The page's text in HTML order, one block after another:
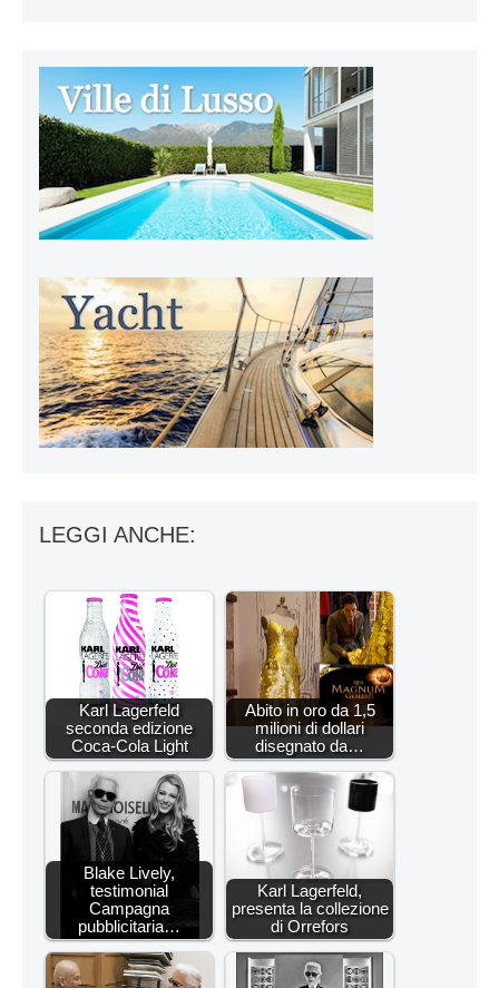
LEGGI ANCHE:
Karl Lagerfeld
seconda edizione
Coca-Cola Light
Abito in oro da 1,5
milioni di dollari
disegnato da…
Blake Lively,
testimonial
Campagna
pubblicitaria…
Karl Lagerfeld,
presenta la collezione
di Orrefors